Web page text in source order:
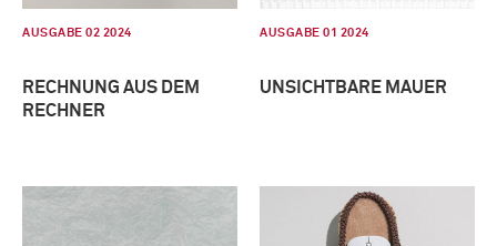
AUSGABE 02 2024
RECHNUNG AUS DEM
RECHNER
AUSGABE 01 2024
UNSICHTBARE MAUER